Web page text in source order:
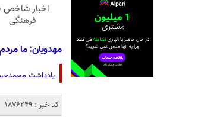
اخبار شاخص
فرهنگی
مهدویان: ما
یادداشت
کد خبر : 1876249